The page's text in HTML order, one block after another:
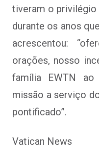
tiveram o privilégio
durante os anos
acrescentou:
orações, nosso
família EWTN
missão a serviço
pontificado”.
Vatican News